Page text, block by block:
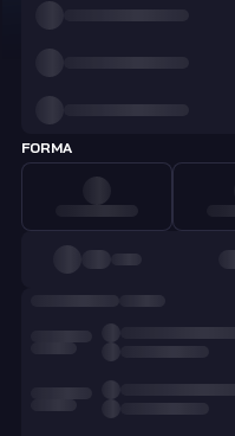
FORMA